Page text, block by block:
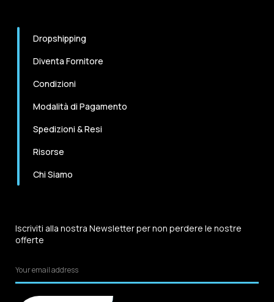
Dropshipping
Diventa Fornitore
Condizioni
Modalità di Pagamento
Spedizioni & Resi
Risorse
Chi Siamo
Iscriviti alla nostra Newsletter per non perdere le nostre
offerte